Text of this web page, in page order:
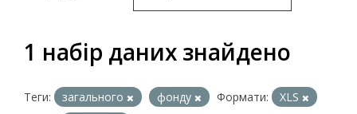
1 набір даних знайдено
Теги: загального фонду Формати:
XLS